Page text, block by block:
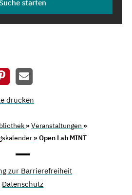
drucken
»Veranstaltungen »
» Open Lab MINT
zur Barrierefreiheit
Datenschutz